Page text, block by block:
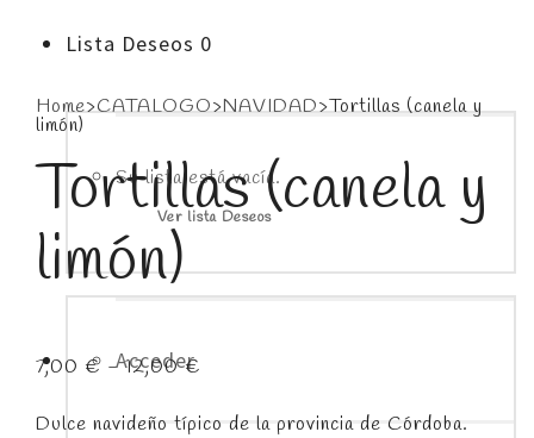
Lista Deseos 0
Su lista está vacía.
Ver lista Deseos
Acceder
Home>CATALOGO>NAVIDAD>Tortillas (canela y
limón)
Tortillas (canela y
limón)
7,00 € - 12,00€
desde
Dulce navideño típico de la provincia de Córdoba.